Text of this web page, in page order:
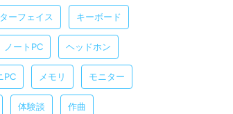
ーフェイス キーボード
ノートPC ヘッドホン
PC メモリ モニター
体験談 作曲